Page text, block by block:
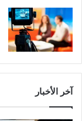
آخر الأخبار